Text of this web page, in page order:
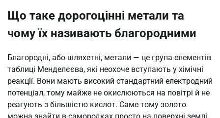
Що таке дорогоцінні метали та
чому їх називають благородними
Благородні, або шляхетні, метали — це група елементів
таблиці Менделєєва, які неохоче вступають у хімічні
реакції. Вони мають високий стандартний електродний
потенціал, тому майже не окислюються на повітрі й не
реагують з більшістю кислот. Саме тому золото